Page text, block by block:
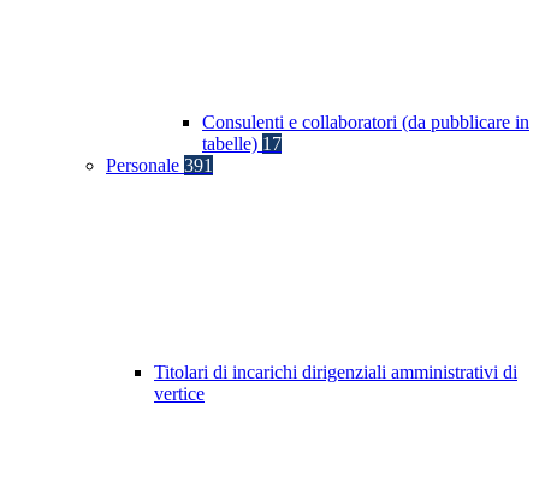
Consulenti e collaboratori (da pubblicare in
tabelle) 17
Personale 391
Titolari di incarichi dirigenziali amministrativi di
vertice